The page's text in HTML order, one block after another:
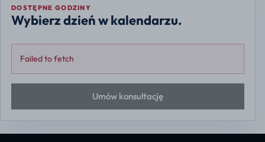
DOSTĘPNE GODZINY
Wybierz dzień w kalendarzu.
Failed to fetch
Umów konsultację